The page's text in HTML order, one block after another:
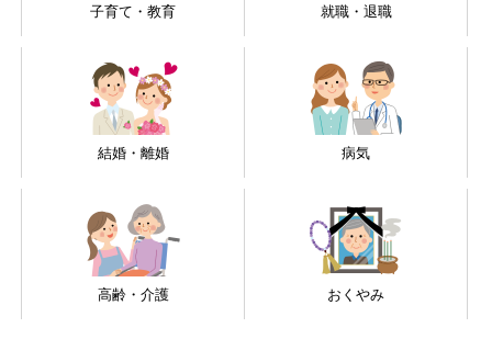
子育て・教育 就職・退職
結婚・離婚 病気
高齢・介護 おくやみ